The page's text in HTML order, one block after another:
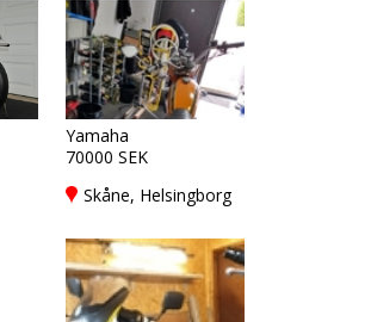
Yamaha
70000 SEK
Skåne, Helsingborg